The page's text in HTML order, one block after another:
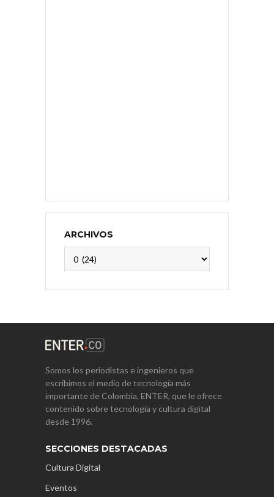
ARCHIVOS
Somos los periodistas e ingenieros que
escribimos el medio de tecnología más
importante de Colombia, ENTER, que le ofrece
contenido sobre tecnología y cultura digital
desde 1996.
SECCIONES DESTACADAS
Cultura Digital
Eventos